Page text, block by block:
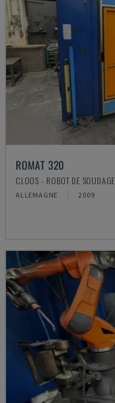
ROMAT 320
CLOOS - ROBOT DE SOUDAGE
ALLEMAGNE 2009